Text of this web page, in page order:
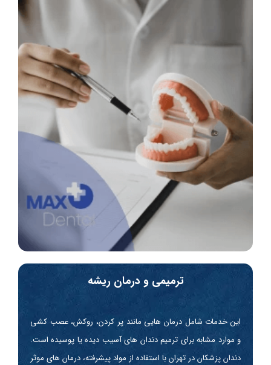
ترمیمی و درمان ریشه
این خدمات شامل درمان هایی مانند پر کردن، روکش، عصب کشی
و موارد مشابه برای ترمیم دندان های آسیب دیده یا پوسیده است.
دندان پزشکان در تهران با استفاده از مواد پیشرفته، درمان های موثر